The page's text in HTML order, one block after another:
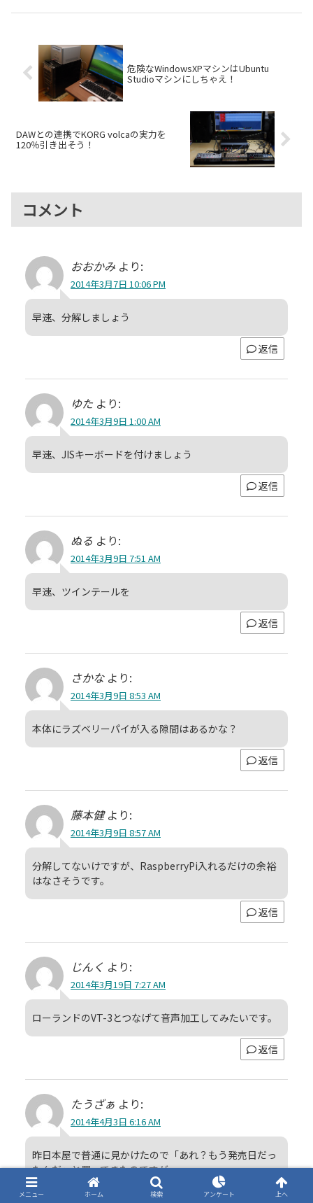
イベントが開催されました。これ い切り型・オフライン処理という
危険なWindowsXPマシンはUbuntu
Studioマシンにしちゃえ！
DAWとの連携でKORG volcaの実力を
120％引き出そう！
コメント
おおかみ より:
2014年3月7日 10:06 PM
早速、分解しましょう
返信
ゆた より:
2014年3月9日 1:00 AM
早速、JISキーボードを付けましょう
返信
ぬる より:
2014年3月9日 7:51 AM
早速、ツインテールを
返信
さかな より:
2014年3月9日 8:53 AM
本体にラズベリーパイが入る隙間はあるかな？
返信
藤本健 より:
2014年3月9日 8:57 AM
分解してないけですが、RaspberryPi入れるだけの余裕
はなさそうです。
返信
じんく より:
2014年3月19日 7:27 AM
ローランドのVT-3とつなげて音声加工してみたいです。
返信
たうざぁ より:
2014年4月3日 6:16 AM
昨日本屋で普通に見かけたので「あれ？もう発売日だっ
たんだ」と買ってきたのですが
今日が正式発売日なのですね。
正直ボカロ部分はそれほど感動があるわけでもなかった
メニュー ホーム 検索 アンケート 上へ